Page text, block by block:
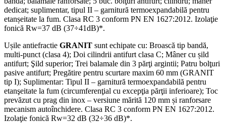
dedicat; suplimentar, tipul II – garnitură termoexpandabilă pentru
etanșeitate la fum. Clasa RC 3 conform PN EN 1627:2012. Izolaţie
fonică Rw=37 dB (37÷41dB)*.
Ușile antiefractie GRANIT sunt echipate cu: Broască tip bandă,
multi-punct (clasa 4); Doi cilindrii antifurt clasa C; Mâner cu șild
antifurt; Şild superior; Trei balamale din 3 părţi argintii; Patru bolţuri
pasive antifurt; Pregătire pentru scurtare maxim 60 mm (GRANIT
tip I); Suplimentar: Tipul II – garnitură termoexpandabilă pentru
etanşeitate la fum (circumferenţial cu excepţia părţii inferioare); Toc
prevăzut cu prag din inox – versiune mărită 120 mm și ranforsare
mecanism autoînchidere. Clasa RC 3 conform PN EN 1627:2012.
Izolaţie fonică Rw=32 dB (32÷36 dB)*.